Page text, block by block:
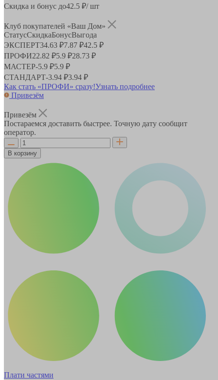
Скидка и бонус до42.5 ₽/ шт
Клуб покупателей «Ваш Дом»
СтатусСкидкаБонусВыгода
ЭКСПЕРТ34.63 ₽7.87 ₽42.5 ₽
ПРОФИ22.82 ₽5.9 ₽28.73 ₽
МАСТЕР-5.9 ₽5.9 ₽
СТАНДАРТ-3.94 ₽3.94 ₽
Как стать «ПРОФИ» сразу!Узнать подробнее
Привезём
Привезём
Постараемся доставить быстрее. Точную дату сообщит
оператор.
В корзину
Плати частями